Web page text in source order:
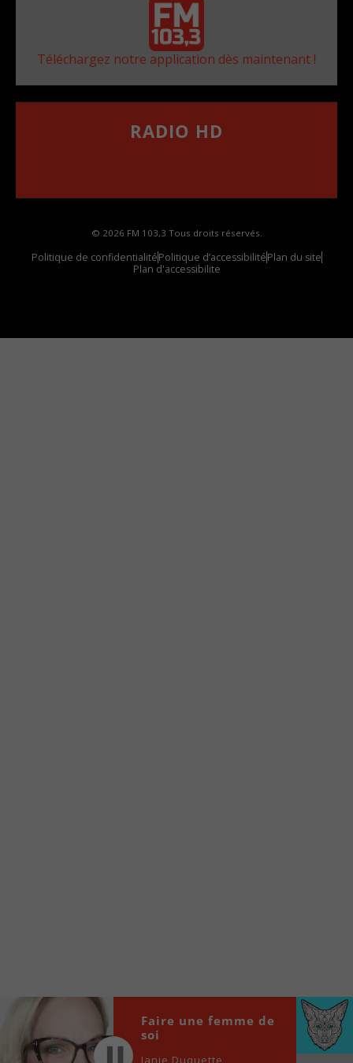
Téléchargez notre application dès maintenant !
RADIO HD
© 2026 FM 103,3 Tous droits réservés.
Politique de confidentialitéPolitique d’accessibilitéPlan du site
Plan d'accessibilite
locale vous sont maintenant accessibles en un clic!
Player
00:00
Faire une femme de
soi
Janie Duquette